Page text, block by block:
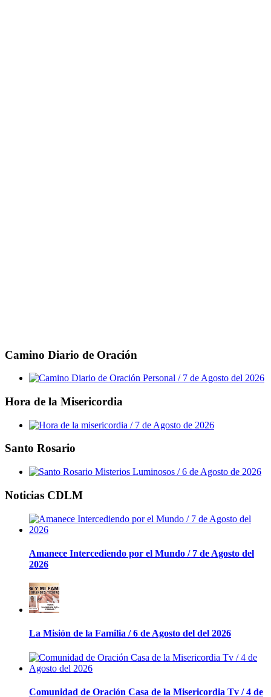
Camino Diario de Oración
Hora de la Misericordia
Santo Rosario
Noticias CDLM
Amanece Intercediendo por el Mundo / 7 de Agosto del
2026
La Misión de la Familia / 6 de Agosto del del 2026
Comunidad de Oración Casa de la Misericordia Tv / 4 de